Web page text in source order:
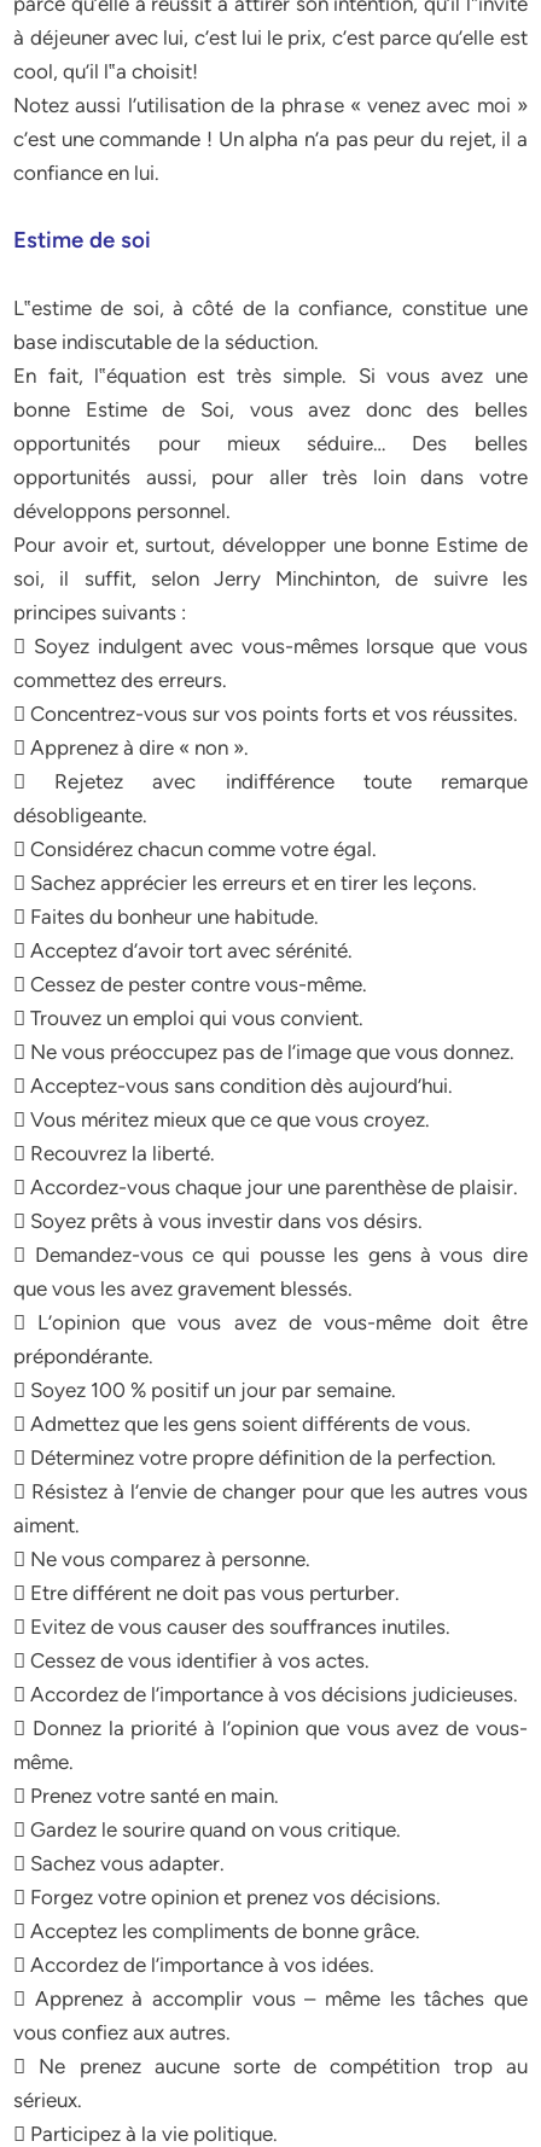
à déjeuner avec lui, c’est lui le prix, c’est parce qu’elle est
cool, qu’il l‟a choisit!
Notez aussi l’utilisation de la phrase « venez avec moi »
c’est une commande ! Un alpha n’a pas peur du rejet, il a
confiance en lui.
Estime de soi
L‟estime de soi, à côté de la confiance, constitue une
base indiscutable de la séduction.
En fait, l‟équation est très simple. Si vous avez une
bonne Estime de Soi, vous avez donc des belles
opportunités pour mieux séduire… Des belles
opportunités aussi, pour aller très loin dans votre
développons personnel.
Pour avoir et, surtout, développer une bonne Estime de
soi, il suffit, selon Jerry Minchinton, de suivre les
principes suivants :
 Soyez indulgent avec vous-mêmes lorsque que vous
commettez des erreurs.
 Concentrez-vous sur vos points forts et vos réussites.
 Apprenez à dire « non ».
 Rejetez avec indifférence toute remarque
désobligeante.
 Considérez chacun comme votre égal.
 Sachez apprécier les erreurs et en tirer les leçons.
 Faites du bonheur une habitude.
 Acceptez d’avoir tort avec sérénité.
 Cessez de pester contre vous-même.
 Trouvez un emploi qui vous convient.
 Ne vous préoccupez pas de l’image que vous donnez.
 Acceptez-vous sans condition dès aujourd’hui.
 Vous méritez mieux que ce que vous croyez.
 Recouvrez la liberté.
 Accordez-vous chaque jour une parenthèse de plaisir.
 Soyez prêts à vous investir dans vos désirs.
 Demandez-vous ce qui pousse les gens à vous dire
que vous les avez gravement blessés.
 L’opinion que vous avez de vous-même doit être
prépondérante.
 Soyez 100 % positif un jour par semaine.
 Admettez que les gens soient différents de vous.
 Déterminez votre propre définition de la perfection.
 Résistez à l’envie de changer pour que les autres vous
aiment.
 Ne vous comparez à personne.
 Etre différent ne doit pas vous perturber.
 Evitez de vous causer des souffrances inutiles.
 Cessez de vous identifier à vos actes.
 Accordez de l’importance à vos décisions judicieuses.
 Donnez la priorité à l’opinion que vous avez de vous-
même.
 Prenez votre santé en main.
 Gardez le sourire quand on vous critique.
 Sachez vous adapter.
 Forgez votre opinion et prenez vos décisions.
 Acceptez les compliments de bonne grâce.
 Accordez de l’importance à vos idées.
 Apprenez à accomplir vous – même les tâches que
vous confiez aux autres.
 Ne prenez aucune sorte de compétition trop au
sérieux.
 Participez à la vie politique.